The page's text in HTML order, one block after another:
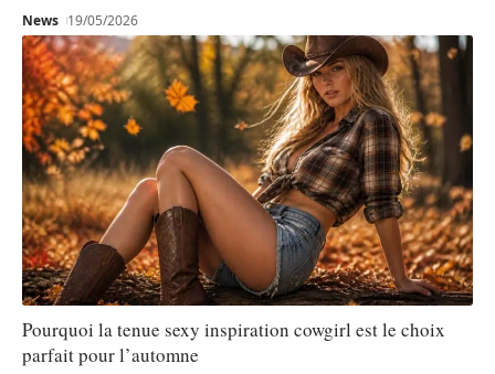
News 19/05/2026
Pourquoi la tenue sexy inspiration cowgirl est le choix
parfait pour l’automne